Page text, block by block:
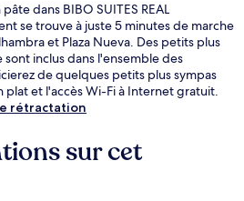
dans BIBO SUITES REAL
se trouve à juste 5 minutes de marche
et Plaza Nueva. Des petits plus
inclus dans l'ensemble des
de quelques petits plus sympas
plat et l'accès Wi-Fi à Internet gratuit.
rétractation
sur cet